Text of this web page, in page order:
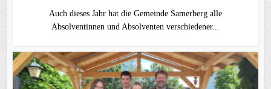
Auch dieses Jahr hat die Gemeinde Samerberg alle
Absolventinnen und Absolventen verschiedener...